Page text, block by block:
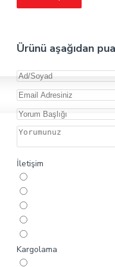
Ürünü aşağıdan
İletişim
Kargolama